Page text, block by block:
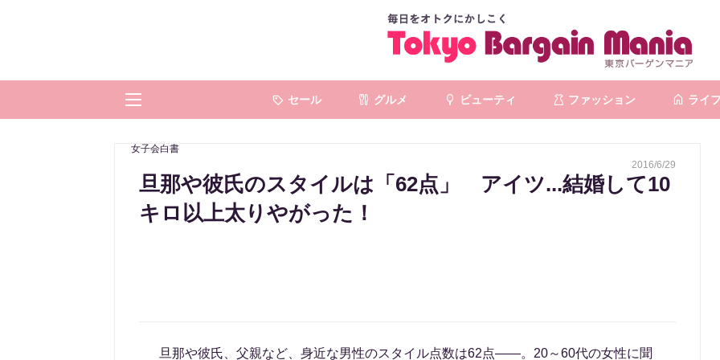
セール グルメ ビューティ ファッション ライフ
女子会白書
2016/6/29
旦那や彼氏のスタイルは「62点」 アイツ...結婚して10
キロ以上太りやがった！
旦那や彼氏、父親など、身近な男性のスタイル点数は62点――。20～60代の女性に聞